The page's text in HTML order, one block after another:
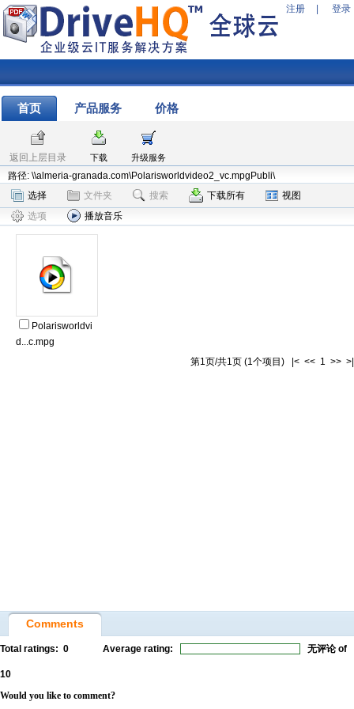
注册 登录
首页 产品服务 价格
返回上层目录 下载 升级服务
路径: \\almeria-granada.com\Polarisworldvideo2_vc.mpgPubli\
选择
文件夹 搜索 下载所有
视图
选项
播放音乐
Polarisworldvi
d...c.mpg
第1页/共1页 (1个项目) |< << 1 >> >|
Comments
Total ratings: 0 Average rating: 无评论of
10
Would you like to comment?